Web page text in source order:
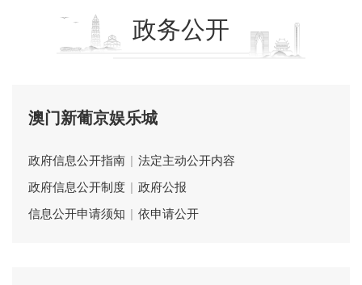
政务公开
澳门新葡京娱乐城
政府信息公开指南 | 法定主动公开内容
政府信息公开制度 | 政府公报
信息公开申请须知 | 依申请公开